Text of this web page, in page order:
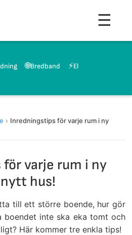
☰
🌐Bredband ⚡El
› Inredningstips för varje rum i ny
varje rum i ny
hus!
till ett större boende, hur gör
inte ska eka tomt och
Här kommer tre enkla tips!